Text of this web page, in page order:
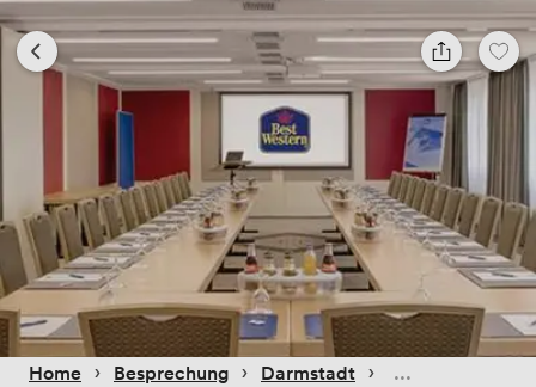
Home › Besprechung › Darmstadt ›